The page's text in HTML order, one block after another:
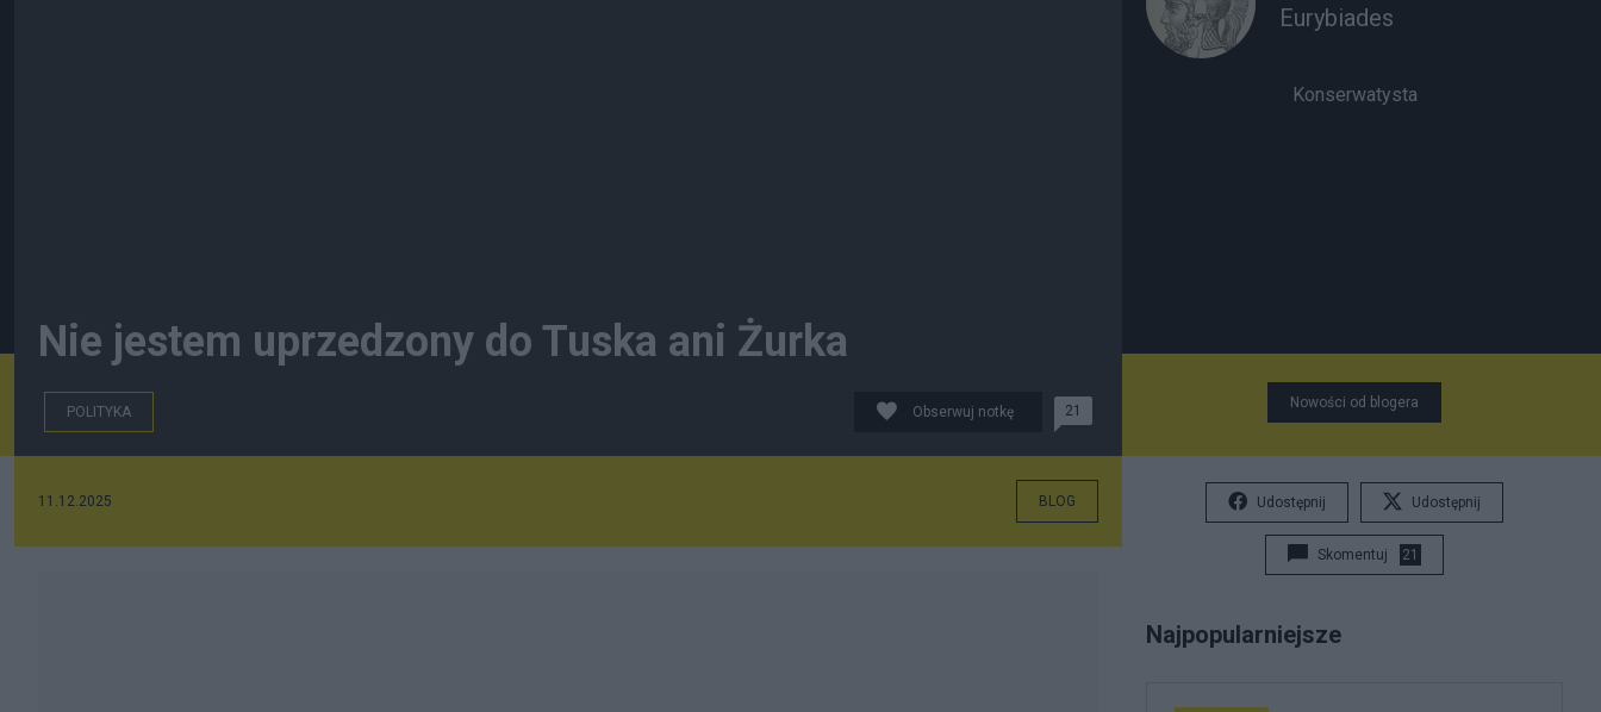
Nie jestem uprzedzony do Tuska ani Żurka
POLITYKA Obserwuj notkę 21
11.12.2025 BLOG
Eurybiades
Konserwatysta
Nowości od blogera
Udostępnij Udostępnij
Skomentuj 21
Najpopularniejsze